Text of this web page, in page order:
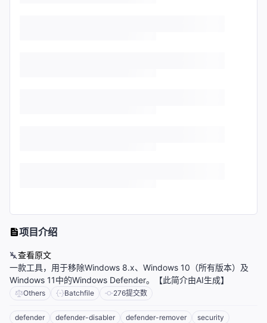
项目介绍
查看原文
一款工具，用于移除Windows 8.x、Windows 10（所有版本）及
Windows 11中的Windows Defender。【此简介由AI生成】
Others Batchfile 276提交数
defender defender-disabler defender-remover
security